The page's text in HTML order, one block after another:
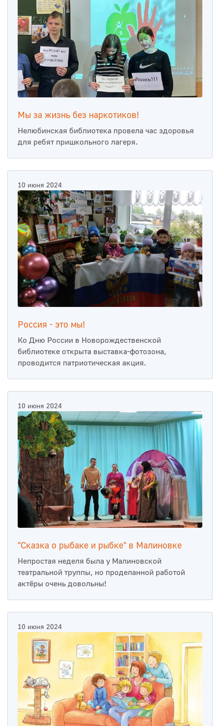
Мы за жизнь без наркотиков!
Нелюбинская библиотека провела час здоровья
для ребят пришкольного лагеря.
10 июня 2024
Россия - это мы!
Ко Дню России в Новорождественской
библиотеке открыта выставка-фотозона,
проводится патриотическая акция.
10 июня 2024
"Сказка о рыбаке и рыбке" в Малиновке
Непростая неделя была у Малиновской
театральной труппы, но проделанной работой
актёры очень довольны!
10 июня 2024